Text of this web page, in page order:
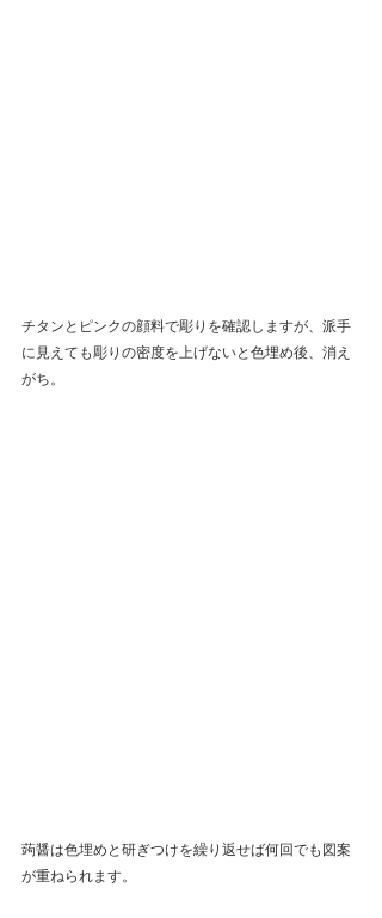
チタンとピンクの顔料で彫りを確認しますが、派手
に見えても彫りの密度を上げないと色埋め後、消え
がち。
蒟醤は色埋めと研ぎつけを繰り返せば何回でも図案
が重ねられます。